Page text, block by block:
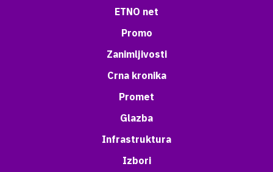
ETNO net
Promo
Zanimljivosti
Crna kronika
Promet
Glazba
Infrastruktura
Izbori